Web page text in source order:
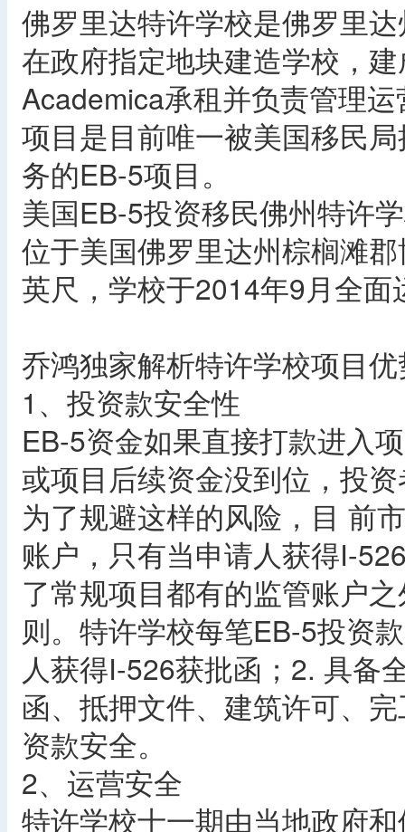
佛罗里达特许学校是佛罗里
在政府指定地块建造学校，
Academica承租并负责管理
项目是目前唯一被美国移民
务的EB-5项目。
美国EB-5投资移民佛州特许
位于美国佛罗里达州棕榈滩
英尺，学校于2014年9月全
乔鸿独家解析特许学校项目
1、投资款安全性
EB-5资金如果直接打款进入
或项目后续资金没到位，投
为了规避这样的风险，目 前
账户，只有当申请人获得I-
了常规项目都有的监管账户
则。特许学校每笔EB-5投资
人获得I-526获批函；2. 具备
函、抵押文件、建筑许可、
资款安全。
2、运营安全
特许学校十一期由当地政府